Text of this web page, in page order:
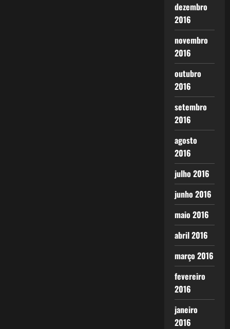
dezembro
2016
novembro
2016
outubro
2016
setembro
2016
agosto
2016
julho 2016
junho 2016
maio 2016
abril 2016
março 2016
fevereiro
2016
janeiro
2016